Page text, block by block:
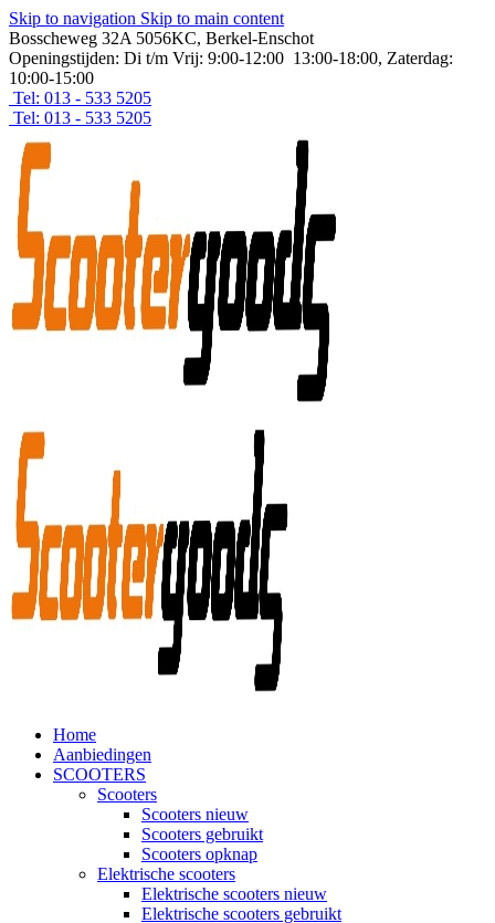
Skip to navigation Skip to main content
Bosscheweg 32A 5056KC, Berkel-Enschot
Openingstijden: Di t/m Vrij: 9:00-12:00 13:00-18:00, Zaterdag:
10:00-15:00
Tel: 013 - 533 5205
Tel: 013 - 533 5205
Home
Aanbiedingen
SCOOTERS
Scooters
Scooters nieuw
Scooters gebruikt
Scooters opknap
Elektrische scooters
Elektrische scooters nieuw
Elektrische scooters gebruikt